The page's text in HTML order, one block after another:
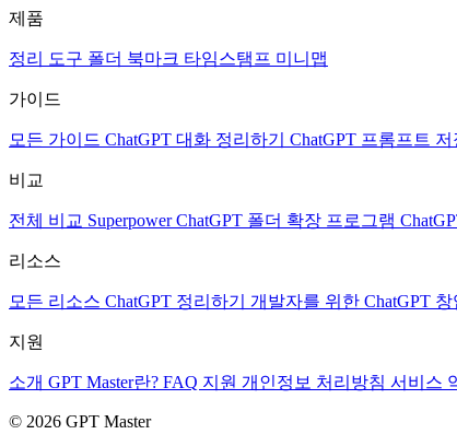
제품
정리 도구 폴더 북마크 타임스탬프 미니맵
가이드
모든 가이드 ChatGPT 대화 정리하기 ChatGPT 프롬프트 저
비교
전체 비교 Superpower ChatGPT 폴더 확장 프로그램
리소스
모든 리소스 ChatGPT 정리하기 개발자를 위한 ChatGPT 창
지원
소개 GPT Master란? FAQ 지원 개인정보 처리방침 서비스
© 2026 GPT Master